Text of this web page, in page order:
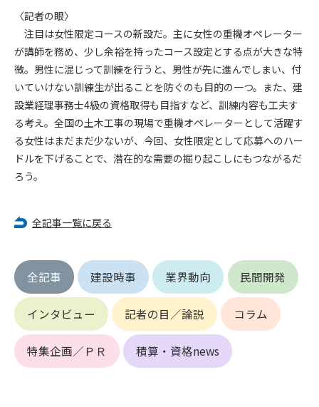
〈記者の眼〉
注目は女性限定コースの新設だ。主に女性の重機オペレーター
が講師を務め、少し余裕を持ったコース設定とする点が大きな特
徴。男性に混じって訓練を行うと、男性が先に進んでしまい、付
いていけない訓練生が出ることを防ぐのも目的の一つ。また、建
設業経理事務士4級の資格取得も目指すなど、訓練内容も工夫す
る考え。全国の土木工事の現場で重機オペレーターとして活躍す
る女性はまだまだ少ないが、今回、女性限定として応募へのハー
ドルを下げることで、潜在的な需要の掘り起こしにもつながるだ
ろう。
全記事一覧に戻る
全記事 建設時事 業界動向 民間開発
インタビュー 記者の目／論説 コラム
特集企画／ＰＲ 積算・資格news
2. 管理者は承認後であっても承認した会員が前項の何れかに該
当することが判明した場合、会員資格を取り消すことがあり
ます。
第5条（IDおよびパスワードの管理）
1. 会員は申込の際に管理者が発行したIDおよびパスワードの使
用および管理について責任を負うものとします。
2. 会員は、自己のIDおよびパスワードを、貸与、譲渡、売買、
その他形態を問わず、第三者に利用させることはできませ
ん。
3. 会員は、IDおよびパスワードの管理不十分、使用上の過誤、
(1) 第三者または管理者の著作権、その他知的所有権を侵害す
る行為
(2) 第三者または管理者の財産、プライバシー等を侵害する行
為
(3) 第三者または管理者を誹謗中傷する行為
(4) 有害なコンピュータプログラム等を送信又は書き込む行為